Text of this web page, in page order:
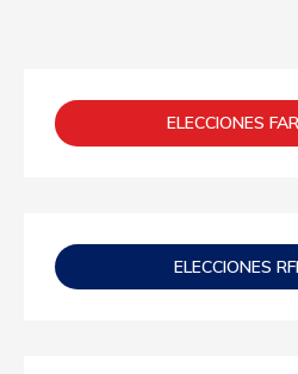
ELECCIONES
ELECCIONES